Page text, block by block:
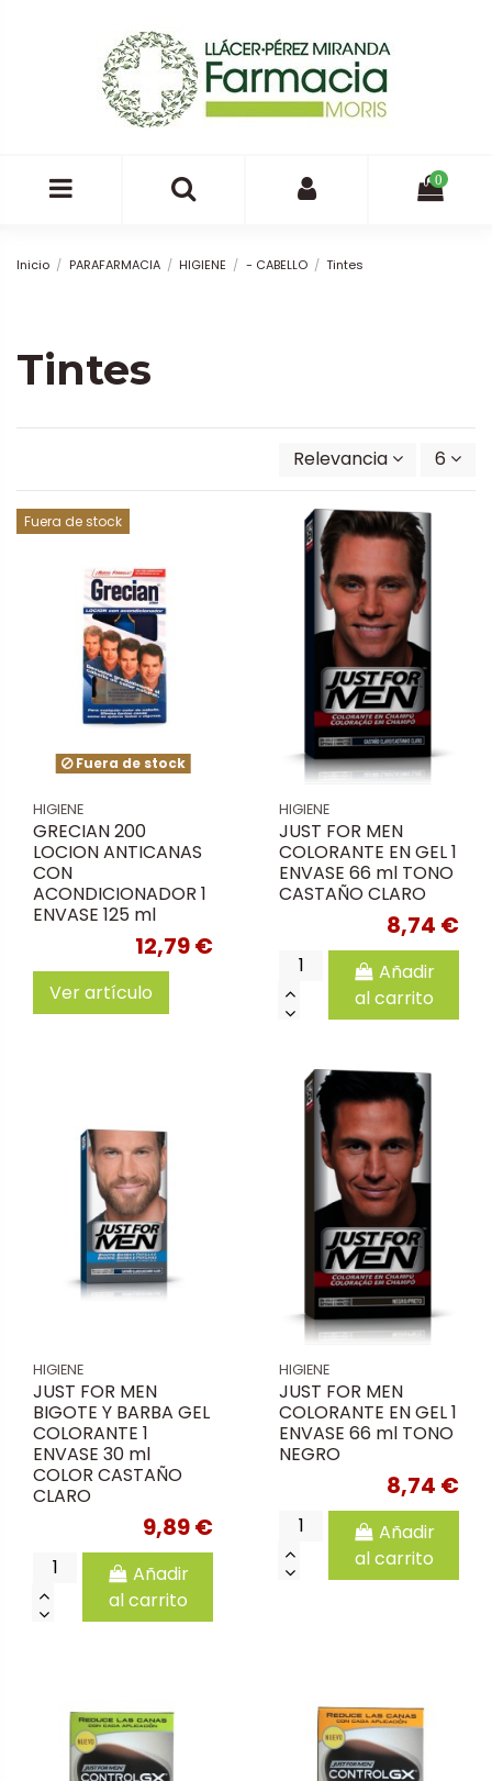
0
Inicio PARAFARMACIA HIGIENE - CABELLO Tintes
Tintes
Relevancia 6
Fuera de stock
Fuera de stock
HIGIENE
GRECIAN 200
LOCION ANTICANAS
CON
ACONDICIONADOR 1
ENVASE 125 ml
12,79 €
Ver artículo
HIGIENE
JUST FOR MEN
COLORANTE EN GEL 1
ENVASE 66 ml TONO
CASTAÑO CLARO
8,74 €
Añadir
al carrito
HIGIENE
JUST FOR MEN
BIGOTE Y BARBA GEL
COLORANTE 1
ENVASE 30 ml
COLOR CASTAÑO
CLARO
9,89 €
Añadir
al carrito
HIGIENE
JUST FOR MEN
COLORANTE EN GEL 1
ENVASE 66 ml TONO
NEGRO
8,74 €
Añadir
al carrito